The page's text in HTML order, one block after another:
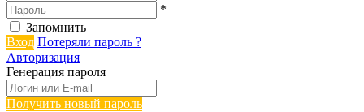
*
Запомнить
Вход Потеряли пароль ?
Авторизация
Генерация пароля
Получить новый пароль